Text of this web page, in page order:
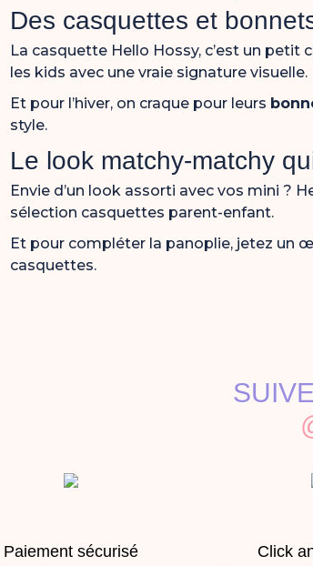
Des casquettes et
La casquette Hello Hossy, c’est un petit
les kids avec une vraie signature visuelle.
Et pour l’hiver, on craque pour leurs
style.
Le look matchy-matchy
Envie d’un look assorti avec vos mini ?
sélection casquettes parent-enfant.
Et pour compléter la panoplie, jetez un
casquettes.
Paiement sécurisé Click